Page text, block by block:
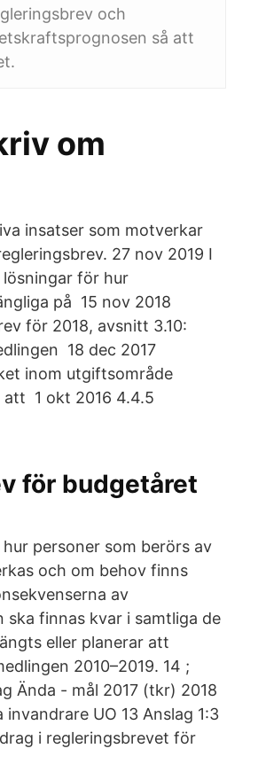
och
så att
om
insatser som motverkar
27 nov 2019 I
för hur
på 15 nov 2018
för 2018, avsnitt 3.10:
18 dec 2017
inom utgiftsområde
1 okt 2016 4.4.5
för budgetåret
personer som berörs av
och om behov finns
av
finnas kvar i samtliga de
eller planerar att
2010–2019. 14 ;
Ända - mål 2017 (tkr) 2018
UO 13 Anslag 1:3
i regleringsbrevet för